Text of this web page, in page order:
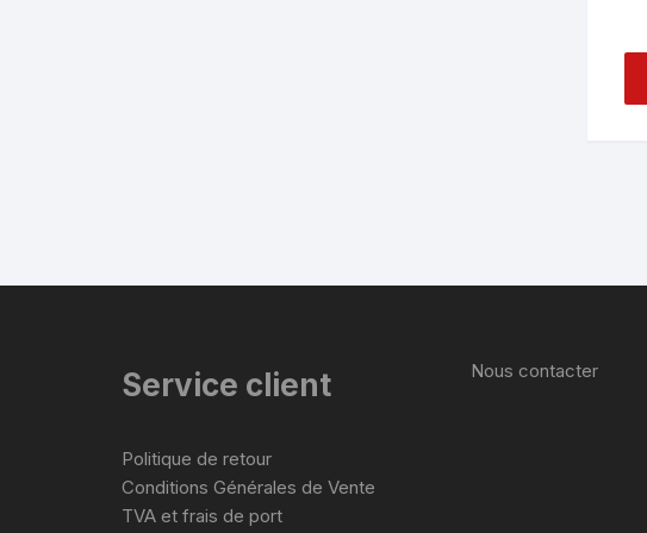
Service client
Politique de retour
Conditions Générales de Vente
TVA et frais de port
Nous contacter